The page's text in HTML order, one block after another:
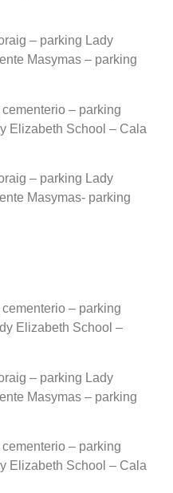
– parking Lady
Masymas – parking
– parking
Elizabeth School – Cala
– parking Lady
Masymas- parking
– parking
Elizabeth School –
– parking Lady
Masymas – parking
– parking
Elizabeth School – Cala